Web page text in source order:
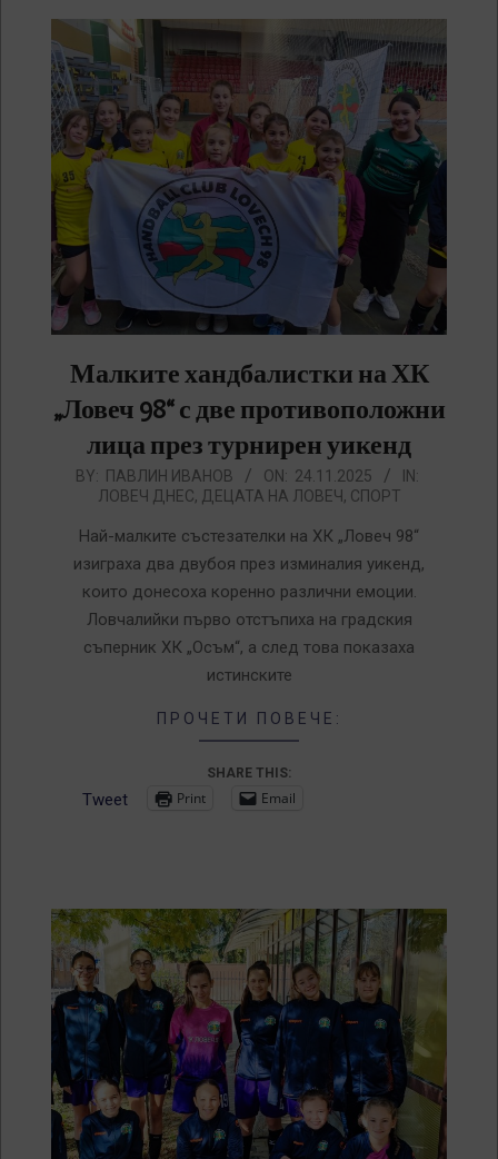
Малките хандбалистки на ХК
„Ловеч 98“ с две противоположни
лица през турнирен уикенд
2025-
BY: ПАВЛИН ИВАНОВ ON: 24.11.2025
IN:
ЛОВЕЧ ДНЕС, ДЕЦАТА НА ЛОВЕЧ, СПОРТ
Най-малките състезателки на ХК „Ловеч 98“
изиграха два двубоя през изминалия уикенд,
които донесоха коренно различни емоции.
Ловчалийки първо отстъпиха на градския
съперник ХК „Осъм“, а след това показаха
истинските
ПРОЧЕТИ ПОВЕЧЕ:
SHARE THIS:
Tweet Print Email